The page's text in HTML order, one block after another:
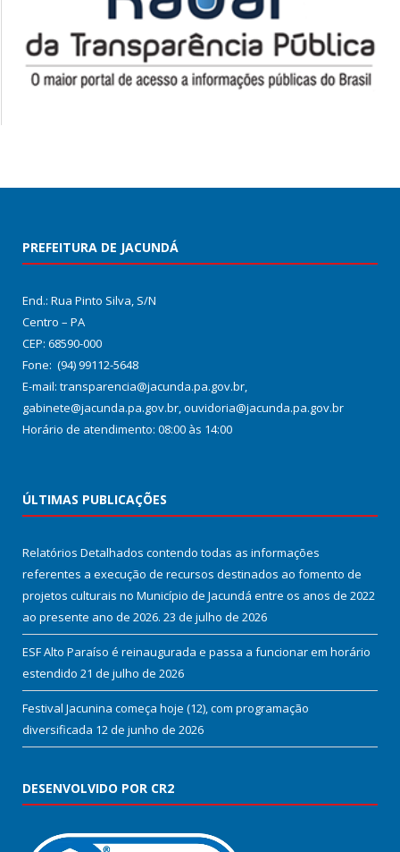
PREFEITURA DE JACUNDÁ
End.: Rua Pinto Silva, S/N
Centro – PA
CEP: 68590-000
Fone: (94) 99112-5648
E-mail: transparencia@jacunda.pa.gov.br,
gabinete@jacunda.pa.gov.br, ouvidoria@jacunda.pa.gov.br
Horário de atendimento: 08:00 às 14:00
ÚLTIMAS PUBLICAÇÕES
Relatórios Detalhados contendo todas as informações
referentes a execução de recursos destinados ao fomento de
projetos culturais no Município de Jacundá entre os anos de 2022
ao presente ano de 2026. 23 de julho de 2026
ESF Alto Paraíso é reinaugurada e passa a funcionar em horário
estendido 21 de julho de 2026
Festival Jacunina começa hoje (12), com programação
diversificada 12 de junho de 2026
DESENVOLVIDO POR CR2